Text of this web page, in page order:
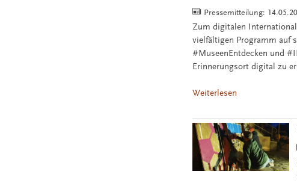
Pressemitteilung:
Zum digitalen
vielfältigen Programm auf
#MuseenEntdecken und
Erinnerungsort digital zu
Weiterlesen